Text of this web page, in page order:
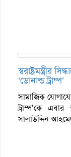
স্বরাষ্ট্রমন্ত্রীর
‘ডোনাল্ড ট্রাম্প’
সামাজিক
ট্রাম্প’কে এবার
সালাউদ্দিন